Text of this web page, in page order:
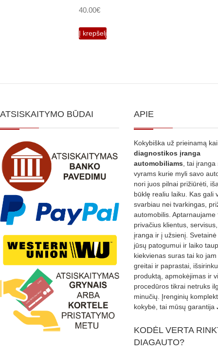
40.00€
Į krepšelį
ATSISKAITYMO BŪDAI APIE
Kokybiška už prieinamą
diagnostikos įranga
automobiliams , tai
vyrams kurie myli savo
nori juos pilnai prižiūrėti,
būklę realiu laiku. Kas gali
svarbiau nei tvarkingas,
automobilis. Aptarnaujame
privačius klientus,
įranga ir į užsienį.
jūsų patogumui ir laiko
kiekvienas suras tai ko
greitai ir paprastai,
produktą, apmokėjimas ir
procedūros tikrai netruks
minučių. Įrenginių
kokybė, tai mūsų garantija
KODĖL VERTA
DIAGAUTO?